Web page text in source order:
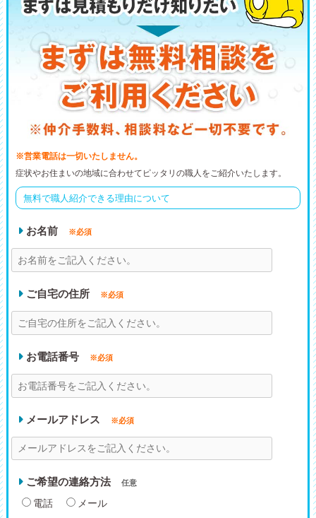
※営業電話は一切いたしません。
症状やお住まいの地域に合わせてピッタリの職人をご紹介いたします。
無料で職人紹介できる理由について
お名前 ※必須
ご自宅の住所 ※必須
お電話番号 ※必須
メールアドレス ※必須
ご希望の連絡方法 任意
電話 メール